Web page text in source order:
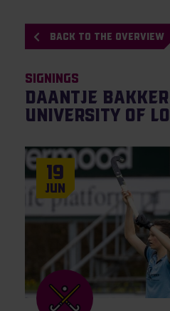
BACK TO THE OVERVIEW
Signings
Daantje
University of
19
Jun